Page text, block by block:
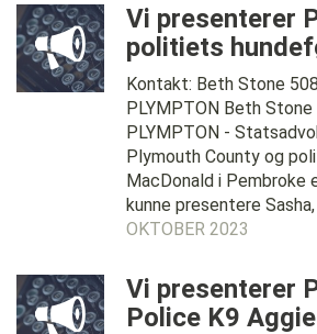
Vi presenterer
politiets
Kontakt: Beth Stone
PLYMPTON Beth
PLYMPTON -
Plymouth County og
MacDonald i Pembroke
kunne presentere Sasha,
OKTOBER 2023
Vi presenterer
Police K9 Aggie